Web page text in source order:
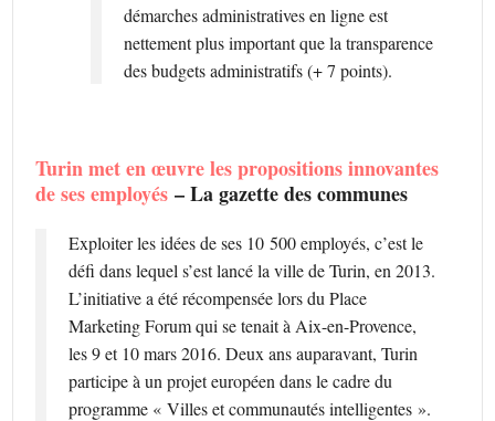
démarches administratives en ligne est
nettement plus important que la transparence
des budgets administratifs (+ 7 points).
Turin met en œuvre les propositions innovantes
de ses employés – La gazette des communes
Exploiter les idées de ses 10 500 employés, c’est le
défi dans lequel s’est lancé la ville de Turin, en 2013.
L’initiative a été récompensée lors du Place
Marketing Forum qui se tenait à Aix-en-Provence,
les 9 et 10 mars 2016. Deux ans auparavant, Turin
participe à un projet européen dans le cadre du
programme « Villes et communautés intelligentes ».